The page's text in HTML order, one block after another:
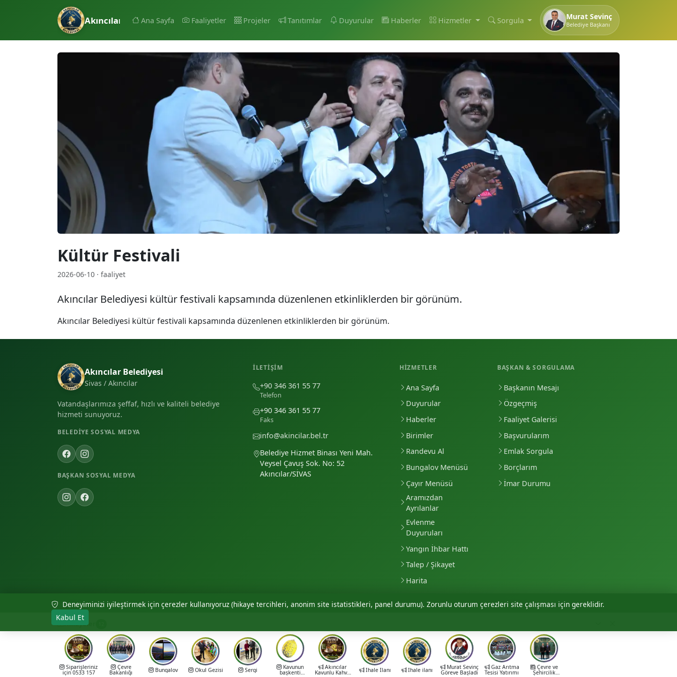
Akıncılar Belediyesi
Ana Sayfa Faaliyetler Projeler Tanıtımlar Duyurular Haberler Hizmetler Sorgula Murat Sevinç
Belediye Başkanı
Kültür Festivali
2026-06-10 · faaliyet
Akıncılar Belediyesi kültür festivali kapsamında düzenlenen etkinliklerden bir görünüm.
Akıncılar Belediyesi kültür festivali kapsamında düzenlenen etkinliklerden bir görünüm.
Akıncılar Belediyesi
Sivas / Akıncılar
Vatandaşlarımıza şeffaf, hızlı ve kaliteli belediye
hizmeti sunuyoruz.
BELEDIYE SOSYAL MEDYA
BAŞKAN SOSYAL MEDYA
İLETIŞIM
+90 346 361 55 77
Telefon
+90 346 361 55 77
Faks
info@akincilar.bel.tr
Belediye Hizmet Binası Yeni Mah.
Veysel Çavuş Sok. No: 52
Akıncılar/SİVAS
HIZMETLER
Ana Sayfa
Duyurular
Haberler
Birimler
Randevu Al
Bungalov Menüsü
Çayır Menüsü
Aramızdan
Ayrılanlar
Evlenme
Duyuruları
Yangın İhbar Hattı
Talep / Şikayet
Harita
BAŞKAN & SORGULAMA
Başkanın Mesajı
Özgeçmiş
Faaliyet Galerisi
Başvurularım
Emlak Sorgula
Borçlarım
İmar Durumu
© 2026 Akıncılar Belediyesi — Tüm hakları saklıdır.
Deneyiminizi iyileştirmek için çerezler kullanıyoruz (hikaye tercihleri, anonim site istatistikleri, panel durumu). Zorunlu oturum çerezleri site çalışması için gereklidir.
Kabul Et
Hikayeler
Siparişleriniz
için 0533 157
Çevre
Bakanlığı Bungalov Okul Gezisi Sergi Kavunun
başkenti
Akıncılar
Kavunlu Kahve İhale İlanı İhale ilanı Murat Sevinç
Göreve Başladı
Gaz Arıtma
Tesisi Yatırımı
Çevre ve
Şehircilik